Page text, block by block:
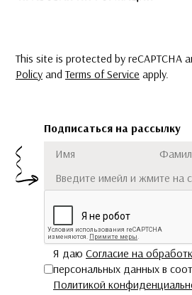
This site is protected by reCAPTCHA
Policy andTerms of Service apply.
Подписаться на рассылку
Имя
Фамилия
Я даю Согласие на
персональных данных в
Политикой
Подписаться